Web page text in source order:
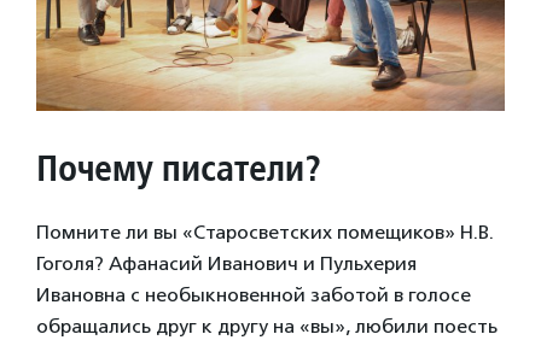
Почему писатели?
Помните ли вы «Старосветских помещиков» Н.В.
Гоголя? Афанасий Иванович и Пульхерия
Ивановна с необыкновенной заботой в голосе
обращались друг к другу на «вы», любили поесть